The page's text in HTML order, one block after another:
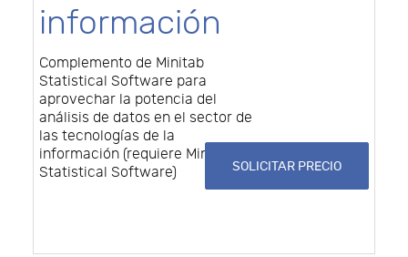
información
Complemento de Minitab
Statistical Software para
aprovechar la potencia del
análisis de datos en el sector de
las tecnologías de la
información (requiere Minitab
Statistical Software)
SOLICITAR PRECIO